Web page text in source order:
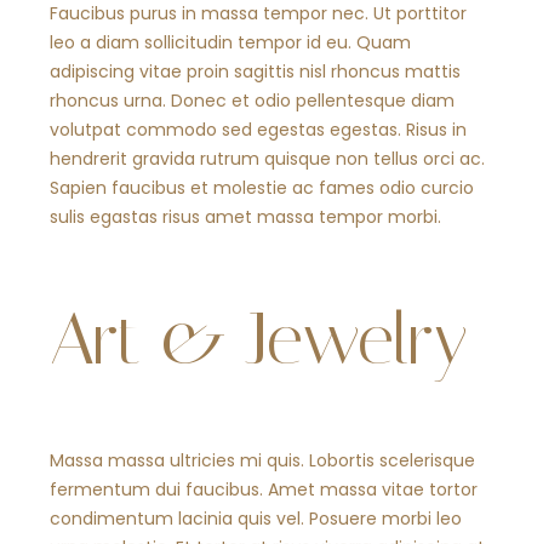
Faucibus purus in massa tempor nec. Ut porttitor
leo a diam sollicitudin tempor id eu. Quam
adipiscing vitae proin sagittis nisl rhoncus mattis
rhoncus urna. Donec et odio pellentesque diam
volutpat commodo sed egestas egestas. Risus in
hendrerit gravida rutrum quisque non tellus orci ac.
Sapien faucibus et molestie ac fames odio curcio
sulis egastas risus amet massa tempor morbi.
Art & Jewelry
Massa massa ultricies mi quis. Lobortis scelerisque
fermentum dui faucibus. Amet massa vitae tortor
condimentum lacinia quis vel. Posuere morbi leo